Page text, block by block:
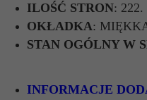
ILOŚĆ STRON: 222.
OKŁADKA:
STAN OGÓLNY W
INFORMACJE